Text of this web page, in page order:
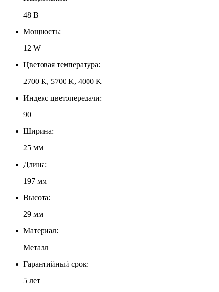
48 В
Мощность:
12 W
Цветовая температура:
2700 K, 5700 K, 4000 K
Индекс цветопередачи:
90
Ширина:
25 мм
Длина:
197 мм
Высота:
29 мм
Материал:
Металл
Гарантийный срок:
5 лет